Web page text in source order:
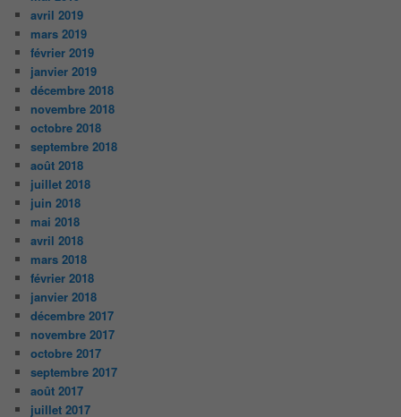
avril 2019
mars 2019
février 2019
janvier 2019
décembre 2018
novembre 2018
octobre 2018
septembre 2018
août 2018
juillet 2018
juin 2018
mai 2018
avril 2018
mars 2018
février 2018
janvier 2018
décembre 2017
novembre 2017
octobre 2017
septembre 2017
août 2017
juillet 2017